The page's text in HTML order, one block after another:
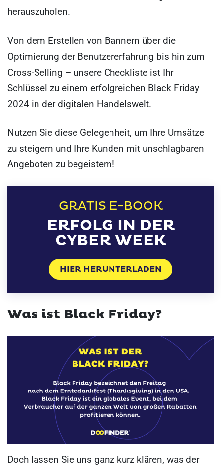
herauszuholen.
Von dem Erstellen von Bannern über die
Optimierung der Benutzererfahrung bis hin zum
Cross-Selling – unsere Checkliste ist Ihr
Schlüssel zu einem erfolgreichen Black Friday
2024 in der digitalen Handelswelt.
Nutzen Sie diese Gelegenheit, um Ihre Umsätze
zu steigern und Ihre Kunden mit unschlagbaren
Angeboten zu begeistern!
GRATIS E-BOOK
ERFOLG IN DER
CYBER WEEK
HIER HERUNTERLADEN
Was ist Black Friday?
Doch lassen Sie uns ganz kurz klären, was der